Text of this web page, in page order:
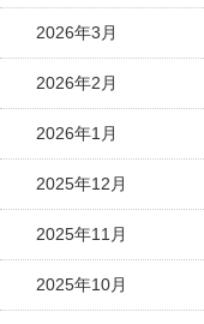
2026年3月
2026年2月
2026年1月
2025年12月
2025年11月
2025年10月